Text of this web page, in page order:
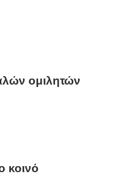
ομιλητών
κοινό